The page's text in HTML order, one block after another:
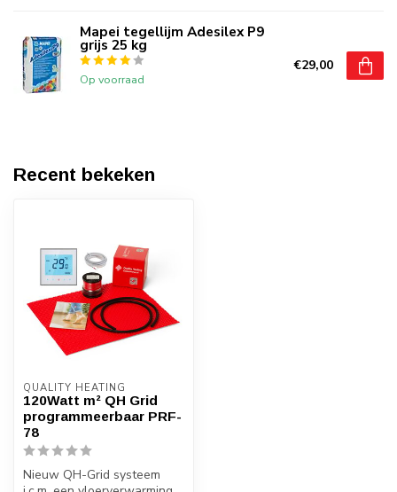
Mapei tegellijm Adesilex P9
grijs 25 kg
Op voorraad
€29,00
Recent bekeken
QUALITY HEATING
120Watt m² QH Grid
programmeerbaar PRF-
78
Nieuw QH-Grid systeem